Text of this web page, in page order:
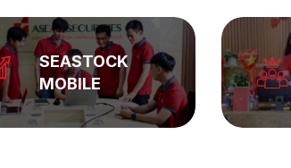
SEASTOCK
MOBILE